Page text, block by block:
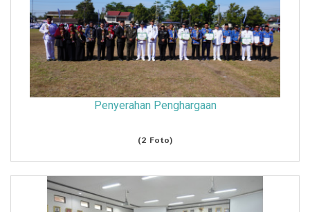
Penyerahan Penghargaan
(2 Foto)